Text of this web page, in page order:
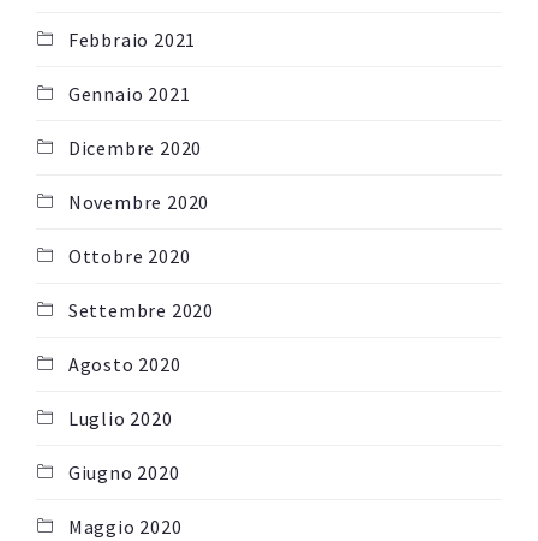
Febbraio 2021
Gennaio 2021
Dicembre 2020
Novembre 2020
Ottobre 2020
Settembre 2020
Agosto 2020
Luglio 2020
Giugno 2020
Maggio 2020